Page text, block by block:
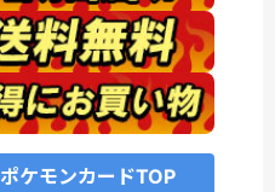
ポケモンカードTOP